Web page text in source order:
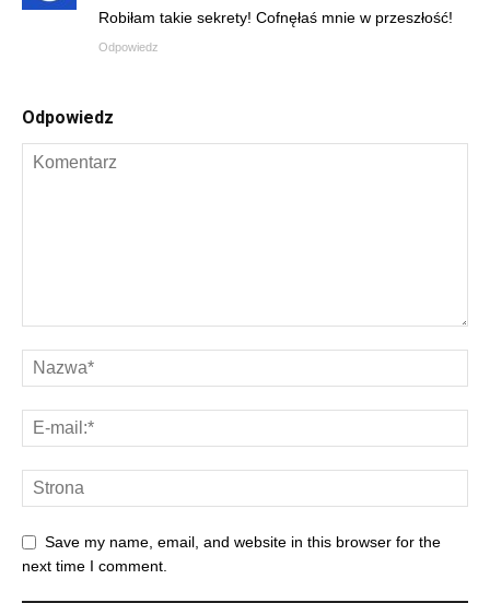
Robiłam takie sekrety! Cofnęłaś mnie w przeszłość!
Odpowiedz
Odpowiedz
Save my name, email, and website in this browser for the
next time I comment.